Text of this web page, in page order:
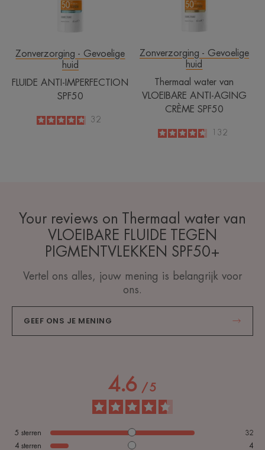
Zonverzorging - Gevoelige
huid
FLUIDE ANTI-IMPERFECTION
SPF50
4.8
/
5
32
CRÈME
Zonverzorging - Gevoelige
huid
Thermaal water van
VLOEIBARE ANTI-AGING
CRÈME SPF50
4.6
132
Your reviews on Thermaal water van
VLOEIBARE FLUIDE TEGEN
PIGMENTVLEKKEN SPF50+
Vertel ons alles, jouw mening is belangrijk voor
ons.
GEEF ONS JE MENING
4.6 /5
5 sterren
32
4 sterren
4